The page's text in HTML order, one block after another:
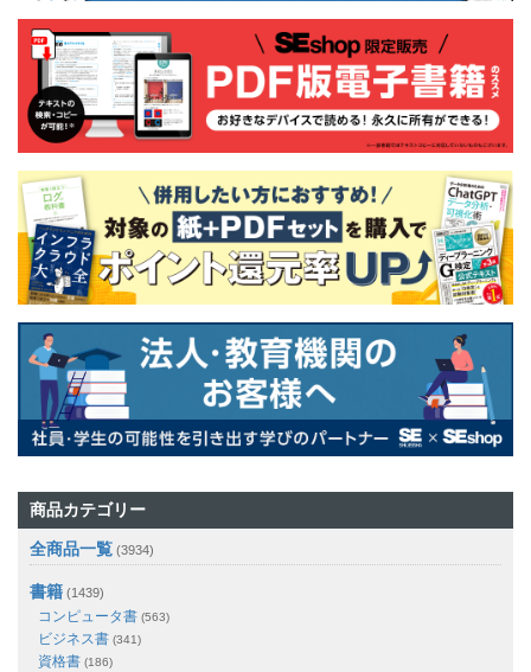
商品カテゴリー
全商品一覧 (3934)
書籍 (1439)
コンピュータ書 (563)
ビジネス書 (341)
資格書 (186)